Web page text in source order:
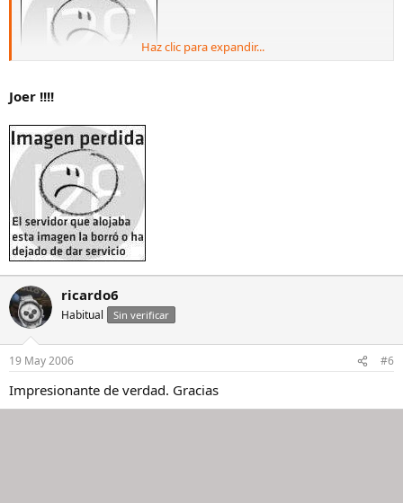
Salu2
Haz clic para expandir...
Joer !!!!
ricardo6
Habitual Sin verificar
19 May 2006 #6
Impresionante de verdad. Gracias